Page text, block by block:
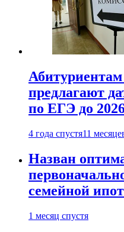
предлагают
по ЕГЭ до
4 года спустя11
Назван
семейной
1 месяц спустя